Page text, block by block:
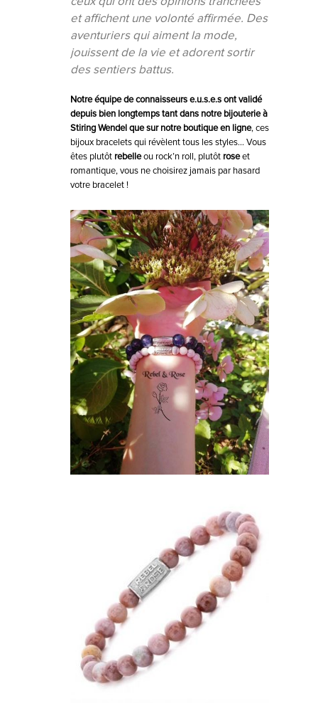
et affichent une volonté affirmée. Des
aventuriers qui aiment la mode,
jouissent de la vie et adorent sortir
des sentiers battus.
Notre équipe de connaisseurs e.u.s.e.s ont validé
depuis bien longtemps tant dans notre bijouterie à
Stiring Wendel que sur notre boutique en ligne, ces
bijoux bracelets qui révèlent tous les styles… Vous
êtes plutôt rebelleou rock’n roll, plutôt roseet
romantique, vous ne choisirez jamais par hasard
votre bracelet !